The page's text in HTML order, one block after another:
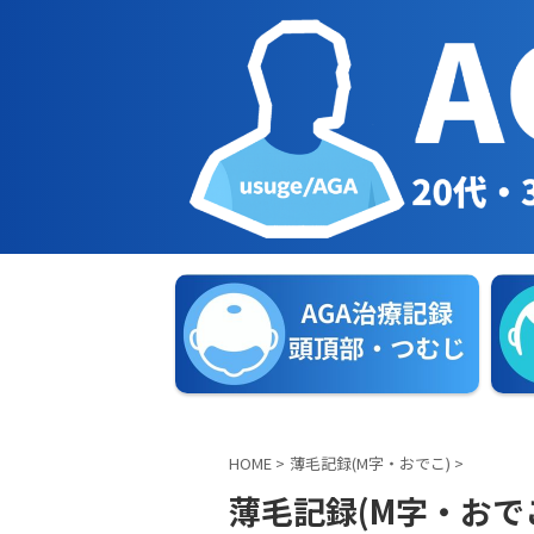
HOME > 薄毛記録(M字・おでこ) >
薄毛記録(M字・お